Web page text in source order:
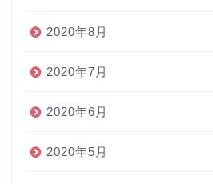
2020年8月
2020年7月
2020年6月
2020年5月